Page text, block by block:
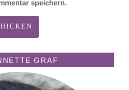
speichern.
GRAF